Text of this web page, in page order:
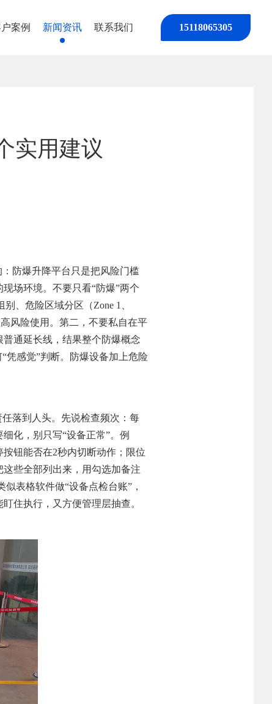
案例 新闻资讯 联系我们 15118065305
实用建议
防爆升降平台只是把风险门槛
场环境。不要只看“防爆”两个
、危险区域分区（Zone 1、
风险使用。第二，不要私自在平
通延长线，结果整个防爆概念
凭感觉”判断。防爆设备加上危险
落到人头。先说检查频次：每
化，别只写“设备正常”。例
钮能否在2秒内切断动作；限位
些全部列出来，用勾选加备注
表格软件做“设备点检台账”，
住执行，又方便管理层抽查。